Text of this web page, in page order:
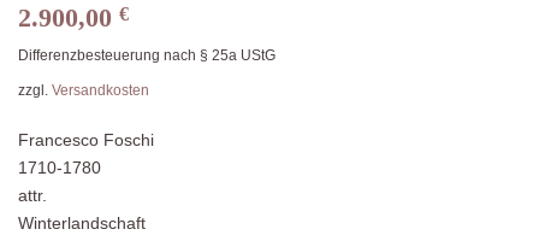
2.900,00 €
Differenzbesteuerung nach § 25a UStG
zzgl. Versandkosten
Francesco Foschi
1710-1780
attr.
Winterlandschaft